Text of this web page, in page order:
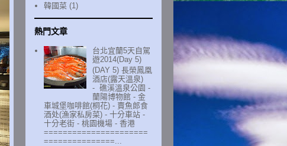
韓國菜 (1)
熱門文章
台北宜蘭5天自駕
遊2014(Day 5)
(DAY 5) 長榮鳳凰
酒店(露天溫泉)
- 礁溪溫泉公園 -
蘭陽博物館 - 金
車城堡咖啡館(桐花) - 賣魚郎食
酒处(漁家私房菜) - 十分車站 -
十分老街 - 桃園機場 - 香港
======================
===============...